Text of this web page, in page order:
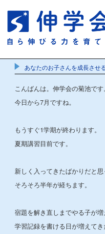
あなたのお子さんを成長させ
こんばんは。伸学会の菊池です。
今日から7月ですね。
もうすぐ1学期が終わります。
夏期講習目前です。
新しく入ってきたばかりだと思
そろそろ半年が経ちます。
宿題を解き直しまでやる子が増
学習記録を書ける日が増えてき